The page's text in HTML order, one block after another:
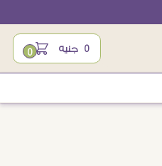
0 جنيه 0